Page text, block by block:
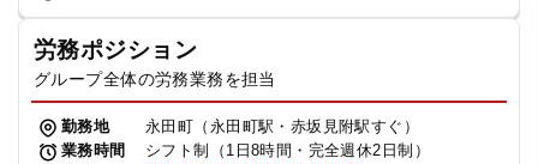
労務ポジション
グループ全体の労務業務を担当
勤務地
永田町（永田町駅・赤坂見附駅すぐ）
業務時間
シフト制（1日8時間・完全週休2日制）